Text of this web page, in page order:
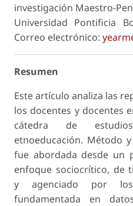
investigación Maestro-
Universidad Pontificia
Correo electrónico:
Resumen
Este artículo analiza las
los docentes y docentes
cátedra de
etnoeducación. Método
fue abordada desde un
enfoque sociocrítico, de
y agenciado por
fundamentada en